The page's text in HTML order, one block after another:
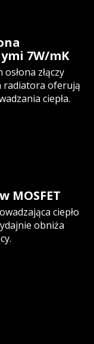
7W/mK
złączy
radiatora oferują
ciepła.
MOSFET
ciepło
obniża